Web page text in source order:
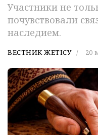
Участники не
почувствовали
наследием.
ВЕСТНИК ЖЕТІСУ 20